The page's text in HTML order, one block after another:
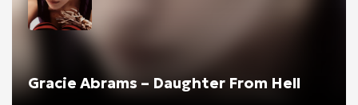
Gracie Abrams – Daughter From Hell